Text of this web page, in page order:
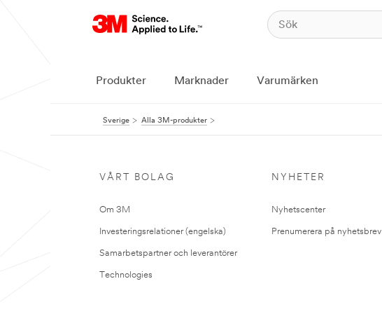
Produkter Marknader Varumärken
Sverige Alla 3M-produkter
VÅRT BOLAG
Om 3M
Investeringsrelationer (engelska)
Samarbetspartner och leverantörer
Technologies
NYHETER
Nyhetscenter
Prenumerera på nyhetsbrev